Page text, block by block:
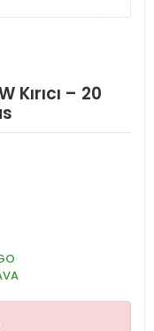
Kırıcı – 20